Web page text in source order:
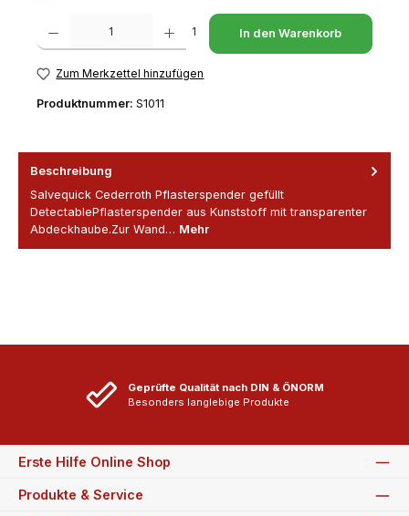
Produkt Anzahl: Gib den gewünschten Wert ein oder benutze die
1 In den Warenkorb
Zum Merkzettel hinzufügen
Produktnummer: S1011
Beschreibung
Salvequick Cederroth Pflasterspender gefüllt
DetectablePflasterspender aus Kunststoff mit transparenter
Abdeckhaube.Zur Wand… Mehr
Geprüfte Qualität nach DIN & ÖNORM
Besonders langlebige Produkte
Erste Hilfe Online Shop
Produkte & Service